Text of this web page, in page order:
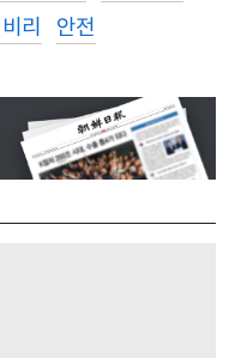
리 안전